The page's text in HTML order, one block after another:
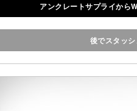
ルできるガラスジャーに入っ
は、ブランドが持つ環境対
ている
アンクレートサプライから
後でスタッ